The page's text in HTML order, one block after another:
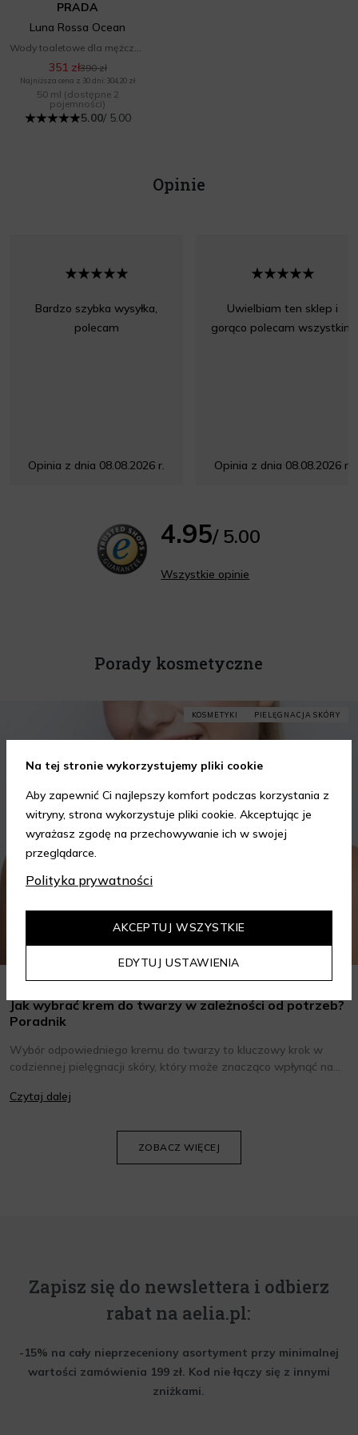
PRADA
Luna Rossa Ocean
351 zł390 zł
Najniższa cena z 30 dni: 304,20 zł
50 ml (dostępne 2
pojemności)
5.00/ 5.00
Opinie
Bardzo szybka wysyłka,
polecam
Opinia z dnia 08.08.2026 r.
Uwielbiam ten sklep i
gorąco polecam wszystkim
Opinia z dnia 08.08.2026 r.
4.95/ 5.00
Wszystkie opinie
Porady kosmetyczne
KOSMETYKI PIELĘGNACJA SKÓRY
Jak wybrać krem do twarzy w zależności od potrzeb?
Poradnik
Wybór odpowiedniego kremu do twarzy to kluczowy krok w
codziennej pielęgnacji skóry, który może znacząco wpłynąć na
oraz wiedzieć, jak dopasować je do potrzeb własnej skóry.
Czytaj dalej
ZOBACZ WIĘCEJ
Zapisz się do newslettera i odbierz
rabat na aelia.pl:
-15% na cały nieprzeceniony asortyment przy minimalnej
wartości zamówienia 199 zł. Kod nie łączy się z innymi
zniżkami.
Na tej stronie wykorzystujemy pliki cookie
Aby zapewnić Ci najlepszy komfort podczas korzystania z
witryny, strona wykorzystuje pliki cookie. Akceptując je
wyrażasz zgodę na przechowywanie ich w swojej
przeglądarce.
Polityka prywatności
EDYTUJ USTAWIENIA
AKCEPTUJ WSZYSTKIE